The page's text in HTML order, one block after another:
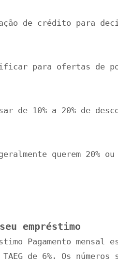
de crédito para
para ofertas de
de 10% a 20% de
querem
empréstimo
Pagamento
TAEG de 6%. Os